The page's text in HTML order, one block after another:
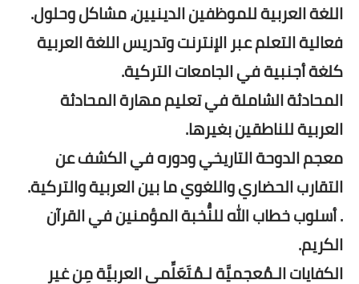
اللغة العربية للموظفين الدينيين، مشاكل وحلول.
فعالية التعلم عبر الإنترنت وتدريس اللغة العربية
كلغة أجنبية في الجامعات التركية.
المحادثة الشاملة في تعليم مهارة المحادثة
العربية للناطقين بغيرها.
معجم الدوحة التاريخي ودوره في الكشف عن
التقارب الحضاري واللغوي ما بين العربية والتركية.
. أسلوب خطاب الله للنُّخبة المؤمنين في القرآن
الكريم.
الكفايات الـمُعجميَّة لـمُتَعَلِّمي العربيَّة مِن غير